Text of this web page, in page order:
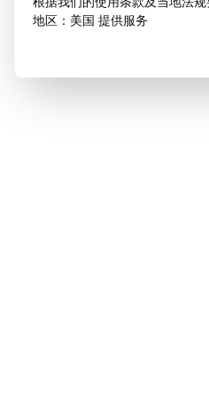
地区：美国 提供服务